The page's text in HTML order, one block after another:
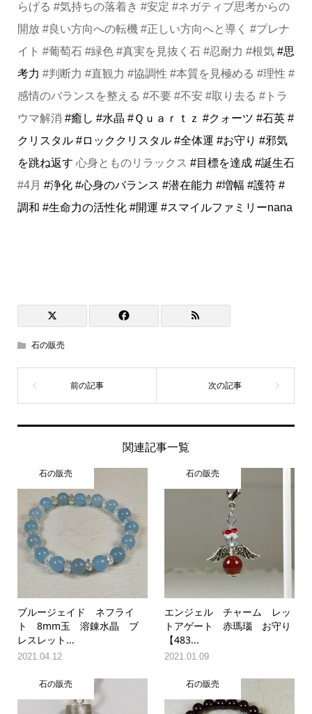
らげる #気持ちの落着き #安定 #ネガティブ思考からの
開放 #良い方向への転機 #正しい方向へと導く #プレナ
イト #葡萄石 #緑色 #真実を見抜く石 #忍耐力 #根気 #思
考力 #判断力 #直観力 #協調性 #本質を見極める #理性 #
感情のバランスを整える #不要 #不安 #取り去る #トラ
ウマ解消 #癒し #水晶 #Ｑｕａｒｔｚ #クォーツ #石英 #
クリスタル #ロッククリスタル #全体運 #お守り #邪気
を跳ね返す 心身とものリラックス #目標を達成 #誕生石
#4月 #浄化 #心身のバランス #潜在能力 #増幅 #護符 #
調和 #生命力の活性化 #開運 #スマイルファミリーnana
石の販売
関連記事一覧
石の販売
ブルージェイド ネフライ
ト 8mm玉 溶錬水晶 ブ
レスレット...
2021.04.12
石の販売
エンジェル チャーム レッ
トアゲート 赤瑪瑙 お守り
【483...
2021.01.09
石の販売 石の販売